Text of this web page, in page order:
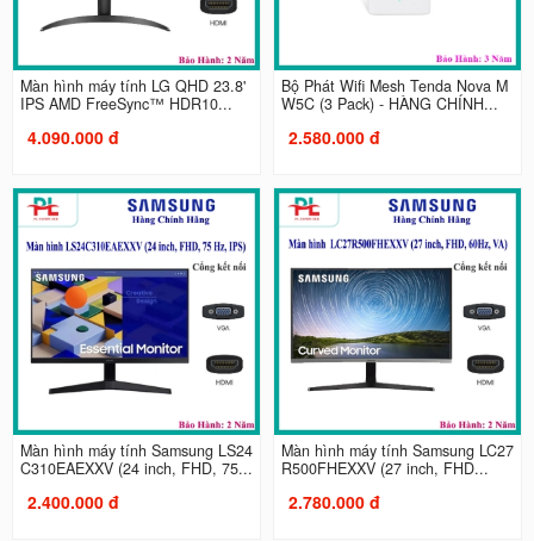
Màn hình máy tính LG QHD 23.8'
IPS AMD FreeSync™ HDR10...
4.090.000 đ
Bộ Phát Wifi Mesh Tenda Nova M
W5C (3 Pack) - HÀNG CHÍNH...
2.580.000 đ
Màn hình máy tính Samsung LS24
C310EAEXXV (24 inch, FHD, 75...
2.400.000 đ
Màn hình máy tính Samsung LC27
R500FHEXXV (27 inch, FHD...
2.780.000 đ